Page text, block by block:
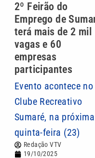
2º Feirão do
Emprego de
terá mais de 2 mil
vagas e 60
empresas
participantes
Evento acontece no
Clube Recreativo
Sumaré, na próxima
quinta-feira (23)
Redação VTV
19/10/2025